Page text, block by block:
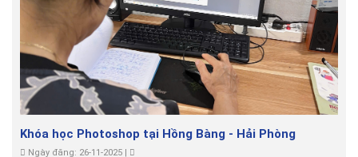
Khóa học Photoshop tại Hồng Bàng - Hải Phòng
Ngày đăng: 26-11-2025 |